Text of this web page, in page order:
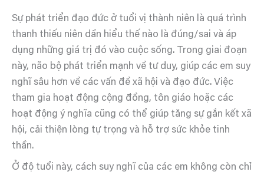
Sự phát triển đạo đức ở tuổi vị thành niên là quá trình
thanh thiếu niên dần hiểu thế nào là đúng/sai và áp
dụng những giá trị đó vào cuộc sống. Trong giai đoạn
này, não bộ phát triển mạnh về tư duy, giúp các em suy
nghĩ sâu hơn về các vấn đề xã hội và đạo đức. Việc
tham gia hoạt động cộng đồng, tôn giáo hoặc các
hoạt động ý nghĩa cũng có thể giúp tăng sự gắn kết xã
hội, cải thiện lòng tự trọng và hỗ trợ sức khỏe tinh
thần.
Ở độ tuổi này, cách suy nghĩ của các em không còn chỉ